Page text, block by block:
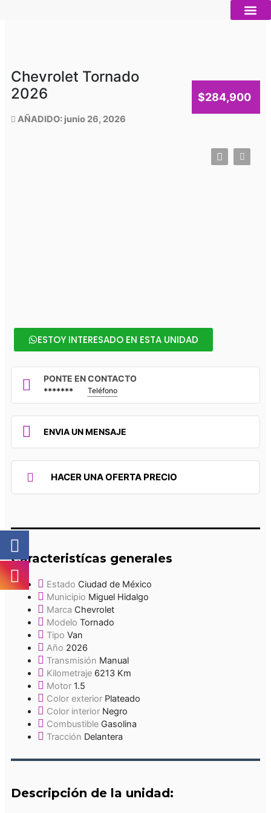
Chevrolet Tornado
2026
AÑADIDO: junio 26, 2026
$284,900
ESTOY INTERESADO EN ESTA UNIDAD
PONTE EN CONTACTO
******* Teléfono
ENVIA UN MENSAJE
HACER UNA OFERTA PRECIO
Caracteristícas generales
Estado Ciudad de México
Municipio Miguel Hidalgo
Marca Chevrolet
Modelo Tornado
Tipo Van
Año 2026
Transmisión Manual
Kilometraje 6213 Km
Motor 1.5
Color exterior Plateado
Color interior Negro
Combustible Gasolina
Tracción Delantera
Descripción de la unidad: